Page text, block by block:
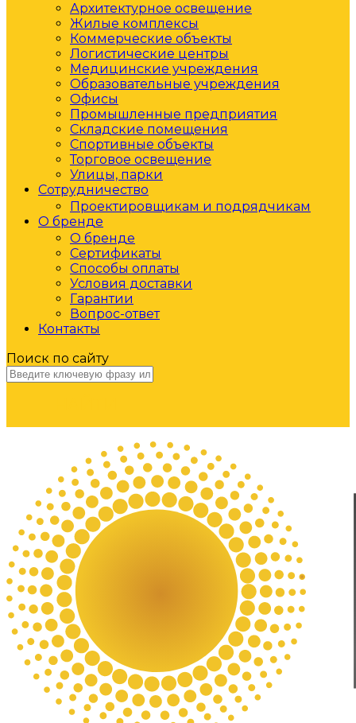
Архитектурное освещение
Жилые комплексы
Коммерческие объекты
Логистические центры
Медицинские учреждения
Образовательные учреждения
Офисы
Промышленные предприятия
Складские помещения
Спортивные объекты
Торговое освещение
Улицы, парки
Сотрудничество
Проектировщикам и подрядчикам
О бренде
О бренде
Сертификаты
Способы оплаты
Условия доставки
Гарантии
Вопрос-ответ
Контакты
Поиск по сайту